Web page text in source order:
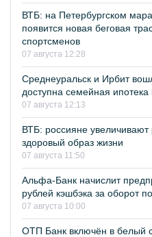
ВТБ: на Петербургском
появится новая беговая
спортсменов
07 августа 12:28
Среднеуральск и Ирбит
доступна семейная ипотека
07 августа 12:13
ВТБ: россияне увеличивают
здоровый образ жизни
07 августа 11:50
Альфа-Банк начислит
рублей кэшбэка за оборот
07 августа 10:00
ОТП Банк включён в белый